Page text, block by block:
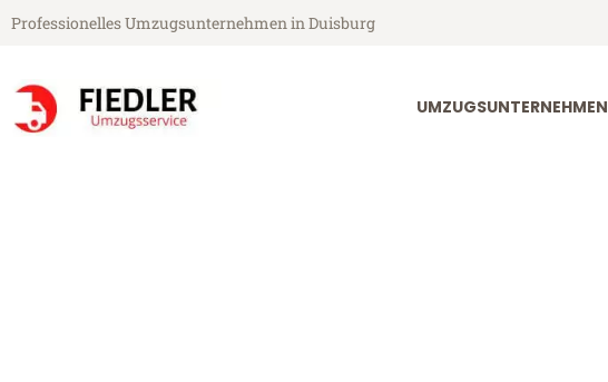
Professionelles Umzugsunternehmen in Duisburg
UMZUGSUNTERNEHMEN